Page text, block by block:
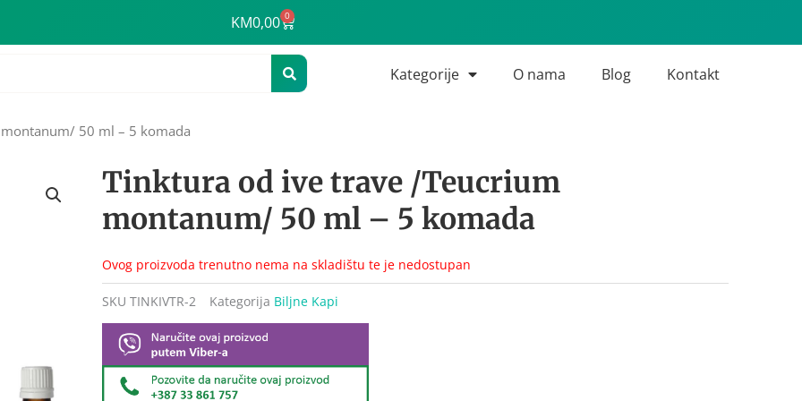
KM0,00 0
Cart
Kategorije O nama Blog Kontakt
50 ml – 5 komada
Tinktura od ive trave /Teucrium
montanum/ 50 ml – 5 komada
Ovog proizvoda trenutno nema na skladištu te je nedostupan
SKU TINKIVTR-2 Kategorija Biljne Kapi